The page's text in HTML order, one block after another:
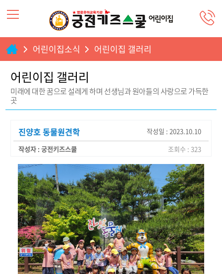
어린이집소식 어린이집 갤러리
어린이집 갤러리
미래에 대한 꿈으로 설레게 하며 선생님과 원아들의 사랑으로 가득한
곳
진양호 동물원견학
작성자 : 궁전키즈스쿨
작성일 : 2023.10.10
조회수 : 323